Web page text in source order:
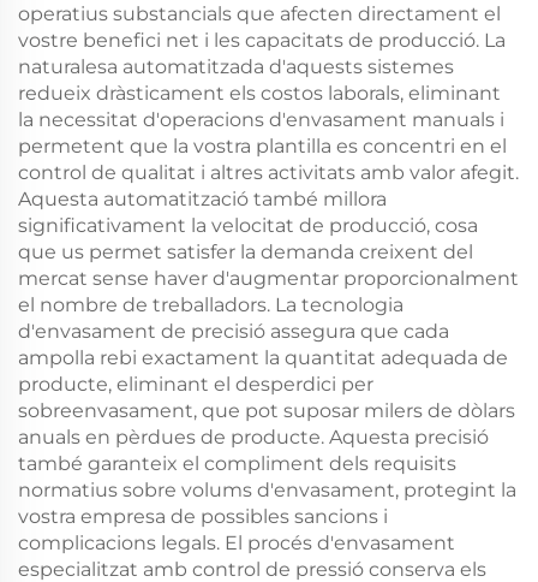
operatius substancials que afecten directament el
vostre benefici net i les capacitats de producció. La
naturalesa automatitzada d'aquests sistemes
redueix dràsticament els costos laborals, eliminant
la necessitat d'operacions d'envasament manuals i
permetent que la vostra plantilla es concentri en el
control de qualitat i altres activitats amb valor afegit.
Aquesta automatització també millora
significativament la velocitat de producció, cosa
que us permet satisfer la demanda creixent del
mercat sense haver d'augmentar proporcionalment
el nombre de treballadors. La tecnologia
d'envasament de precisió assegura que cada
ampolla rebi exactament la quantitat adequada de
producte, eliminant el desperdici per
sobreenvasament, que pot suposar milers de dòlars
anuals en pèrdues de producte. Aquesta precisió
també garanteix el compliment dels requisits
normatius sobre volums d'envasament, protegint la
vostra empresa de possibles sancions i
complicacions legals. El procés d'envasament
especialitzat amb control de pressió conserva els